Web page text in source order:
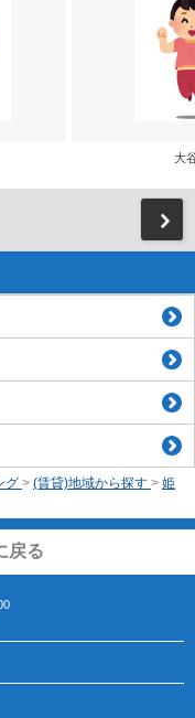
大
グ > (賃貸)地域から探す > 姫
戻る